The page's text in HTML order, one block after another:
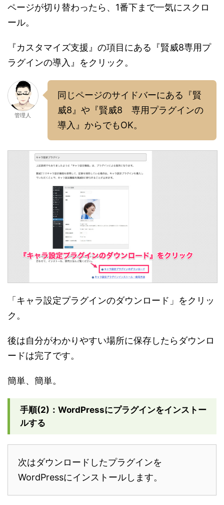
ページが切り替わったら、1番下まで一気にスクロ
ール。
『カスタマイズ支援』の項目にある『賢威8専用プ
ラグインの導入』をクリック。
管理人
同じページのサイドバーにある『賢
威8』や『賢威8 専用プラグインの
導入』からでもOK。
「キャラ設定プラグインのダウンロード」をクリッ
ク。
後は自分がわかりやすい場所に保存したらダウンロ
ードは完了です。
簡単、簡単。
手順(2)：WordPressにプラグインをインストー
ルする
次はダウンロードしたプラグインを
WordPressにインストールします。